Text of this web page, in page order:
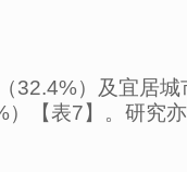
32.4%）及宜居
【表7】。研究